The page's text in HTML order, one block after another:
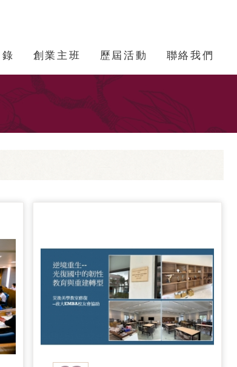
創業主班 歷屆活動 聯絡我們